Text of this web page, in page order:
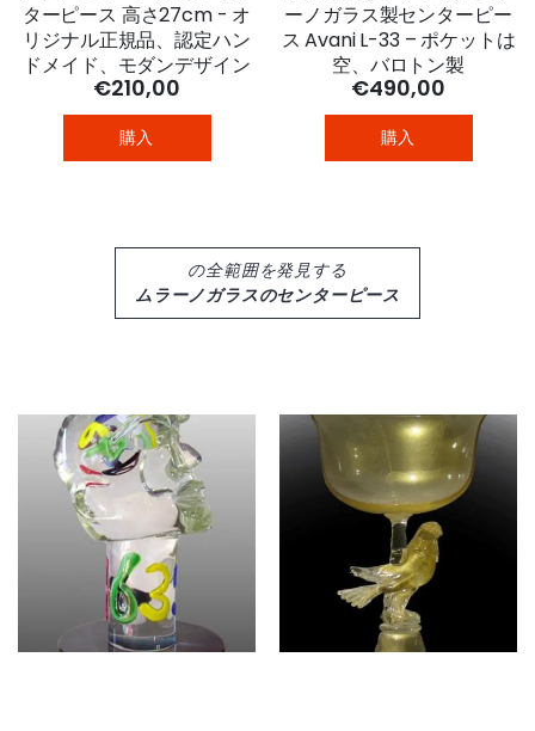
ターピース 高さ27cm - オ
リジナル正規品、認定ハン
ドメイド、モダンデザイン
€210,00
購入
ーノガラス製センターピー
ス Avani L-33 – ポケットは
空、バロトン製
€490,00
購入
の全範囲を発見する
ムラーノガラスのセンターピース